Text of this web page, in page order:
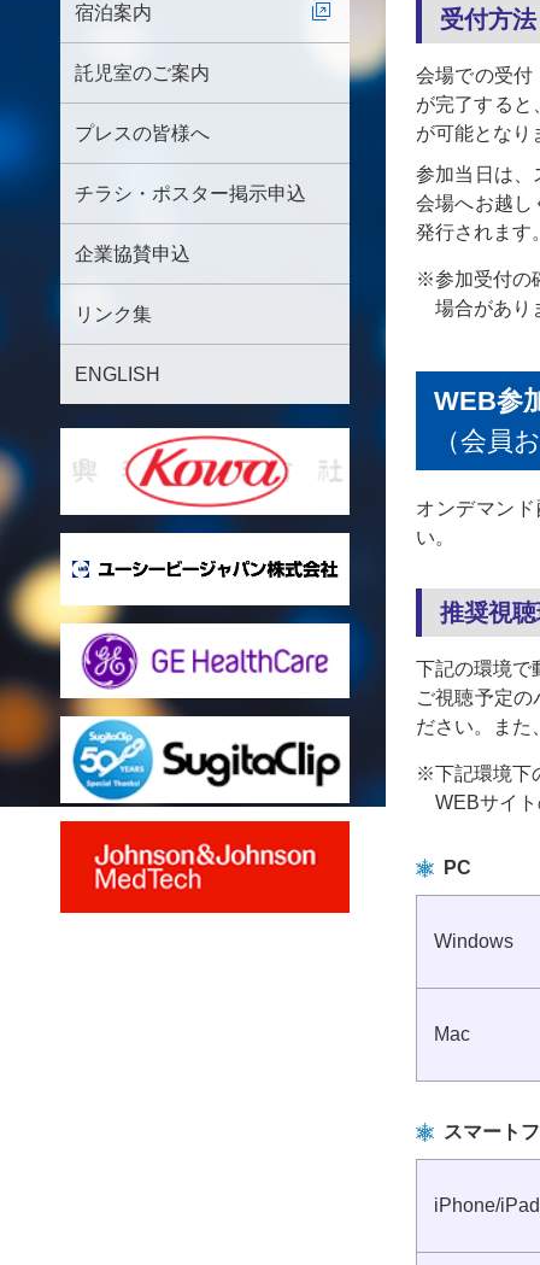
宿泊案内
託児室のご案内
プレスの皆様へ
チラシ・ポスター掲示申込
企業協賛申込
リンク集
ENGLISH
受付方法
会場での受付
が完了すると
が可能となり
参加当日は、
会場へお越し
発行されます
※参加受付の
場合があり
WEB参
（会員
オンデマン
い。
推奨視
下記の環境で
ご視聴予定
ださい。また
※下記環境下
WEBサイ
PC
Windows
Mac
スマート
iPhone/iPad